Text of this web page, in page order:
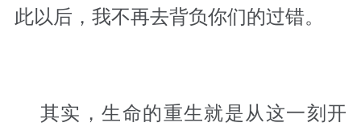
此以后，我不再去背负你们的过错。
其实，生命的重生就是从这一刻开